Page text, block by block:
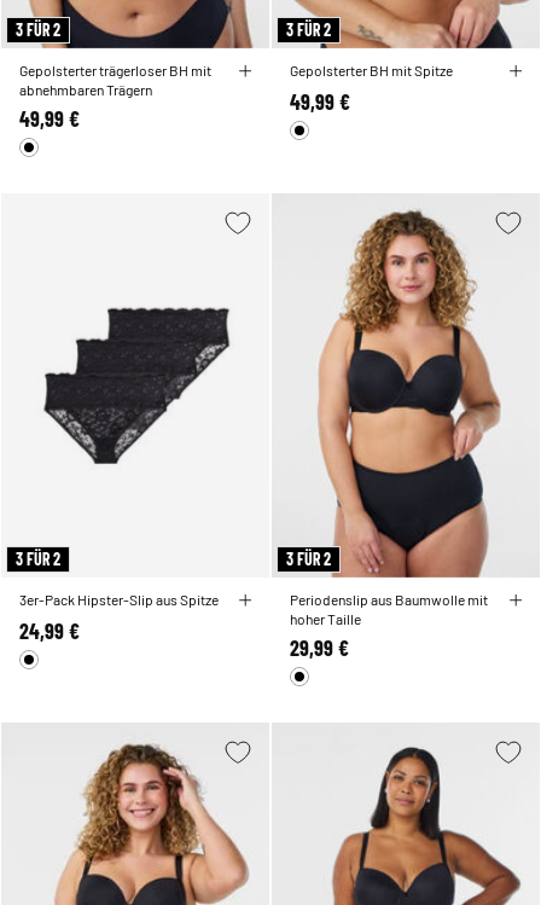
3 FÜR 2
Gepolsterter trägerloser BH mit
abnehmbaren Trägern
49,99 €
3 FÜR 2
Gepolsterter BH mit Spitze
49,99 €
3 FÜR 2
3er-Pack Hipster-Slip aus Spitze
24,99 €
3 FÜR 2
Periodenslip aus Baumwolle mit
hoher Taille
29,99 €